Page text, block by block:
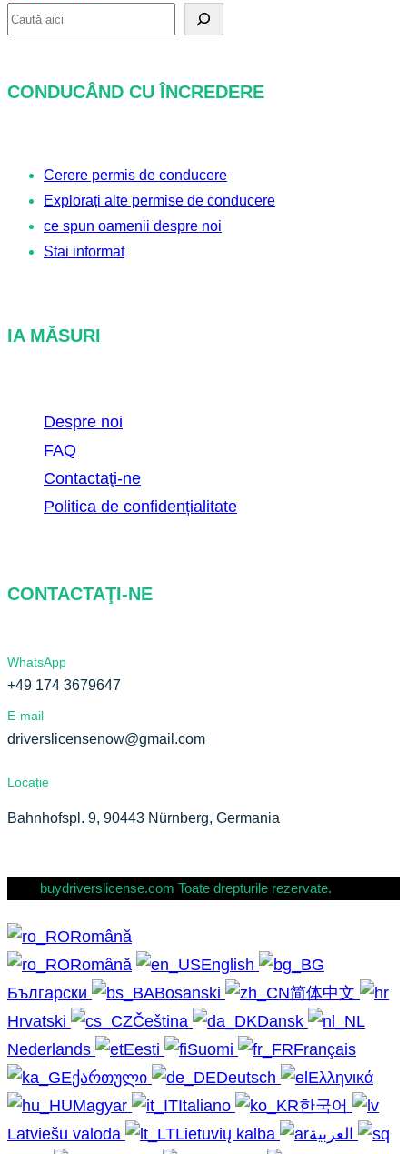
C
t
CONDUCÂND CU ÎNCREDERE
Cerere permis de conducere
Explorați alte permise de conducere
ce spun oamenii despre noi
Stai informat
IA MĂSURI
Despre noi
FAQ
Contactaţi-ne
Politica de confidențialitate
CONTACTAŢI-NE
WhatsApp
+49 174 3679647
E-mail
driverslicensenow@gmail.com
Locație
Bahnhofspl. 9, 90443 Nürnberg, Germania
buydriverslicense.com Toate drepturile rezervate.
Română
Română
English
Български
Bosanski
简体中文
Hrvatski
Čeština
Dansk
Nederlands
Eesti Suomi
Français
ქართული
Deutsch
Ελληνικά
Magyar
Italiano
한국어
Latviešu valoda
Lietuvių kalba